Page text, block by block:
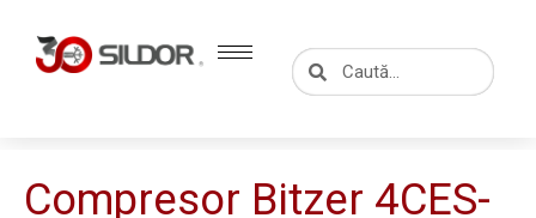
content
CautăCaută
Compresor Bitzer 4CES-